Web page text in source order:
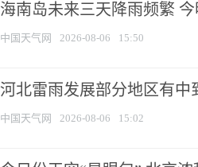
海南岛未来三天降雨频繁
中国天气网 2026-08-06 15:50
河北雷雨发展部分地区有中
中国天气网 2026-08-06 15:02